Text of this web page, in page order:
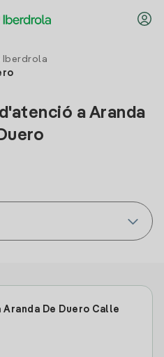
Iberdrola
a Aranda
De Duero Calle